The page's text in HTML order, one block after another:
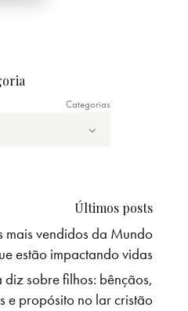
Categorias
Últimos posts
mais vendidos da Mundo
estão impactando vidas
sobre filhos: bênçãos,
e propósito no lar cristão